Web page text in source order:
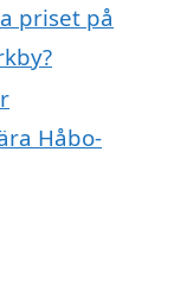
priset på
Håbo-